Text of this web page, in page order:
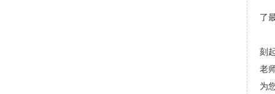
了
刻
老
为